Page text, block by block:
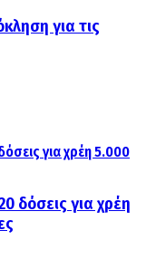
για τις
δόσεις για χρέη